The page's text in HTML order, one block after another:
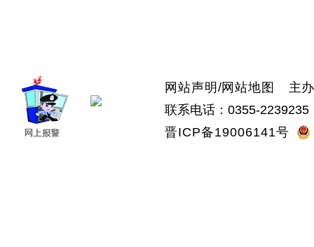
网站声明 /网站地图
主办
联系电话：0355-
晋ICP备19006141号